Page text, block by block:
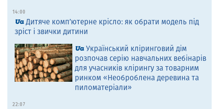
14:00
Дитяче комп’ютерне крісло: як обрати модель під
зріст і звички дитини
Український кліринговий дім
розпочав серію навчальних вебінарів
для учасників клірингу за товарним
ринком «Необроблена деревина та
пиломатеріали»
22:07